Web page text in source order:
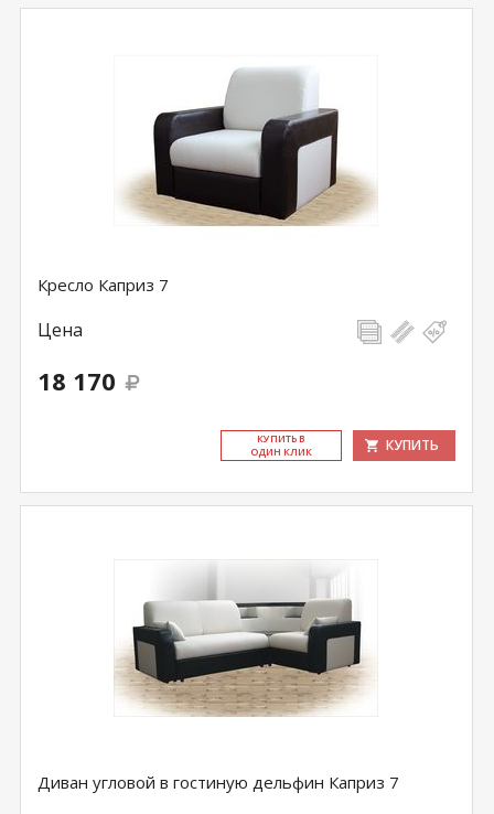
Кресло Каприз 7
Цена
18 170
КУ­ПИТЬ В
ОДИН КЛИК
КУПИТЬ
Диван угловой в гостиную дельфин Каприз 7